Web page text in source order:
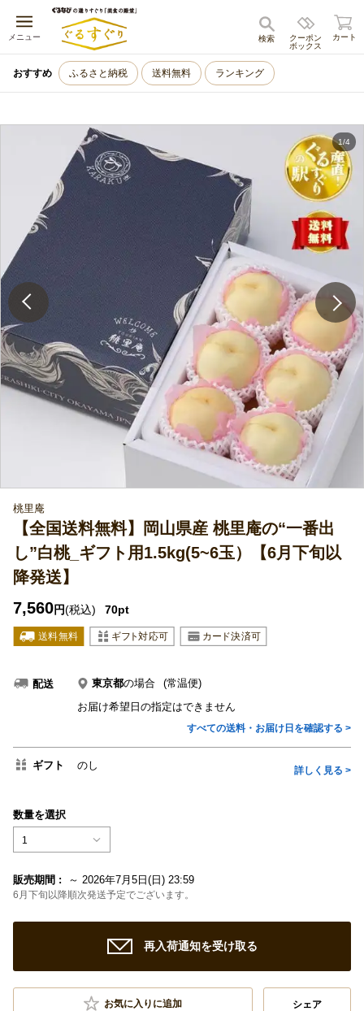
メニュー
キャンセル
クーポン
ボックス
検索 カート
おすすめ ふるさと納税 送料無料 ランキング
1/4
桃里庵
【全国送料無料】岡山県産 桃里庵の“一番出
し”白桃_ギフト用1.5kg(5~6玉）【6月下旬以
降発送】
7,560円(税込) 70pt
配送 東京都の場合
(常温便)
お届け希望日の指定はできません
すべての送料・お届け日を確認する >
ギフト のし 詳しく見る >
数量を選択
1
販売期間 : ～ 2026年7月5日(日) 23:59
6月下旬以降順次発送予定でございます。
再入荷通知を受け取る
お気に入りに追加 シェア